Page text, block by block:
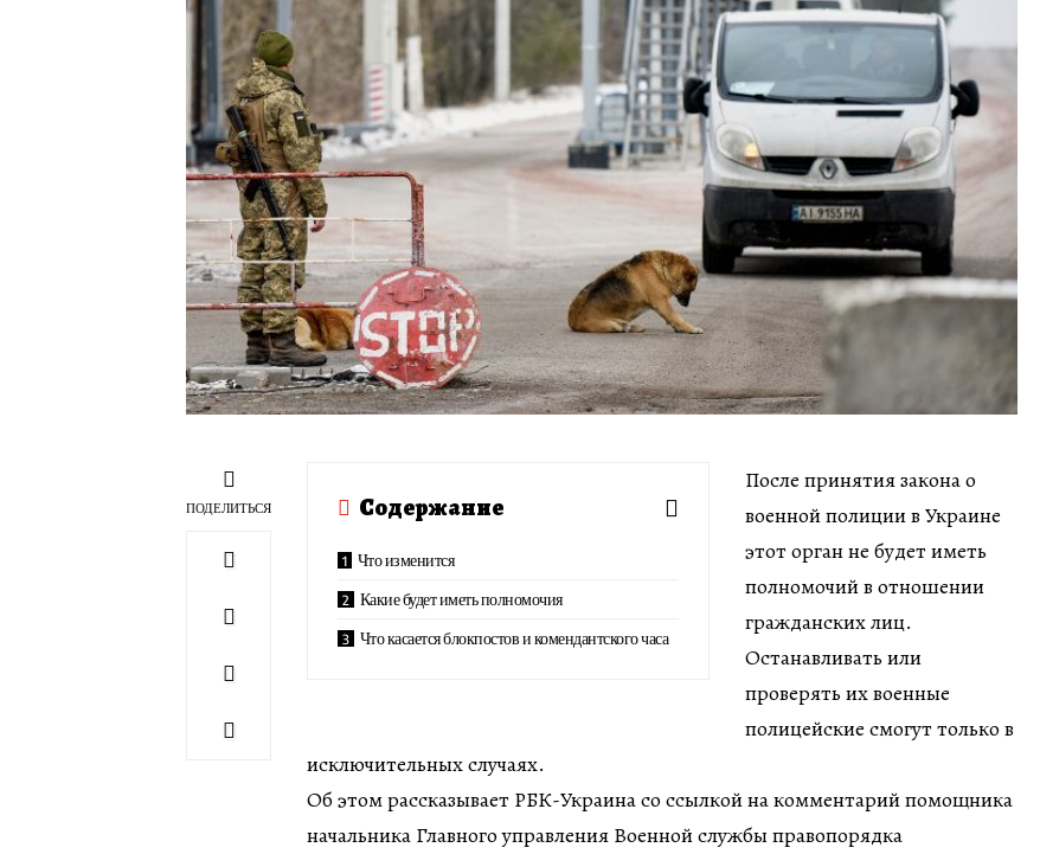
ПОДЕЛИТЬСЯ Содержание
Что изменится
Какие будет иметь полномочия
Что касается блокпостов и комендантского часа
После принятия закона о
военной полиции в Украине
этот орган не будет иметь
полномочий в отношении
гражданских лиц.
Останавливать или
проверять их военные
полицейские смогут только в
исключительных случаях.
Об этом рассказывает РБК-Украина со ссылкой на комментарий помощника
начальника Главного управления Военной службы правопорядка